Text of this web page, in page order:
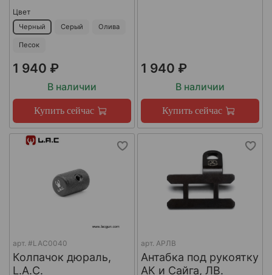
Цвет
Черный Серый Олива
Песок
1 940 ₽
В наличии
Купить сейчас
1 940 ₽
В наличии
Купить сейчас
арт. #LAC0040
Колпачок дюраль,
L.A.C.
арт. АРЛВ
Антабка под рукоятку
АК и Сайга, ЛВ.